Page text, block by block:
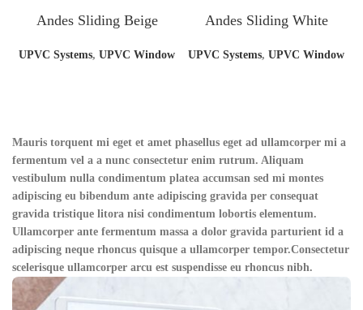
Andes Sliding Beige
UPVC Systems, UPVC Window
Andes Sliding White
UPVC Systems, UPVC Window
Mauris torquent mi eget et amet phasellus eget ad ullamcorper mi a
fermentum vel a a nunc consectetur enim rutrum. Aliquam
vestibulum nulla condimentum platea accumsan sed mi montes
adipiscing eu bibendum ante adipiscing gravida per consequat
gravida tristique litora nisi condimentum lobortis elementum.
Ullamcorper ante fermentum massa a dolor gravida parturient id a
adipiscing neque rhoncus quisque a ullamcorper tempor.Consectetur
scelerisque ullamcorper arcu est suspendisse eu rhoncus nibh.